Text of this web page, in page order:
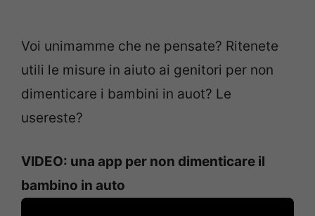
Voi unimamme che ne pensate? Ritenete
utili le misure in aiuto ai genitori per non
dimenticare i bambini in auot? Le
usereste?
VIDEO: una app per non dimenticare il
bambino in auto